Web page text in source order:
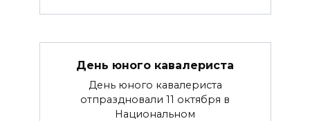
День юного кавалериста
День юного кавалериста
отпраздновали 11 октября в
Национальном